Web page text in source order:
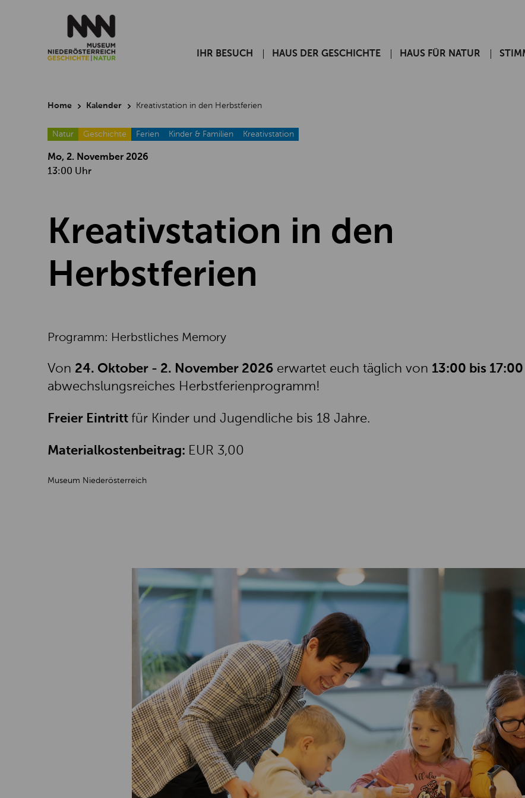
IHR BESUCH HAUS DER GESCHICHTE HAUS FÜR NATUR
Home Kalender Kreativstation in den Herbstferien
Natur Geschichte Ferien Kinder & Familien Kreativstation
Mo, 2. November 2026
13:00 Uhr
Kreativstation in den
Herbstferien
Programm: Herbstliches Memory
Von 24. Oktober - 2. November 2026 erwartet euch täglich von 13:00 bis
abwechslungsreiches Herbstferienprogramm!
Freier Eintritt für Kinder und Jugendliche bis 18 Jahre.
Materialkostenbeitrag: EUR 3,00
Museum Niederösterreich